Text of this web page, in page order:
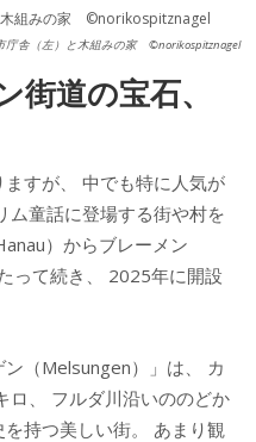
庁舎（左）と木組みの家 ©norikospitznagel
街道の宝石、
すが、 中でも特に人気が
ム童話に登場する街や村を
）からブレーメン
って続き、 2025年に開設
（Melsungen）」は、 カ
ロ、 フルダ川沿いののどか
持つ美しい街。 あまり観